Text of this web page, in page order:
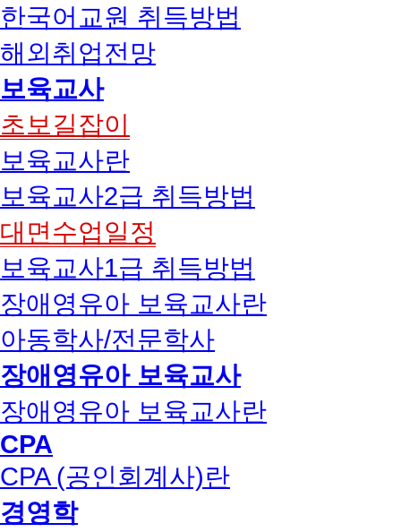
한국어교원 취득방법
해외취업전망
보육교사
초보길잡이
보육교사란
보육교사2급 취득방법
대면수업일정
보육교사1급 취득방법
장애영유아 보육교사란
아동학사/전문학사
장애영유아 보육교사
장애영유아 보육교사란
CPA
CPA (공인회계사)란
경영학